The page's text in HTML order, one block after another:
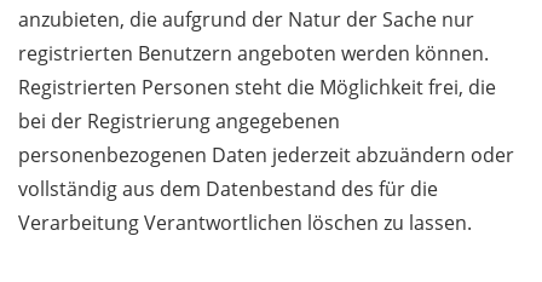
anzubieten, die aufgrund der Natur der Sache nur
registrierten Benutzern angeboten werden können.
Registrierten Personen steht die Möglichkeit frei, die
bei der Registrierung angegebenen
personenbezogenen Daten jederzeit abzuändern oder
vollständig aus dem Datenbestand des für die
Verarbeitung Verantwortlichen löschen zu lassen.